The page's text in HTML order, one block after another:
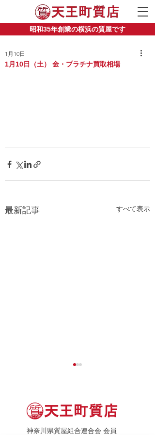
昭和35年創業の横浜の質屋です
1月10日（土） 金・プラチナ買取相場
1月10日
最新記事 すべて表示
神奈川県質屋組合連合会 会員